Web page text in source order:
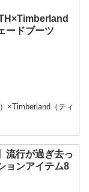
ードブーツ
×Timberland（ティ
流行が過ぎ去っ
ョンアイテム8